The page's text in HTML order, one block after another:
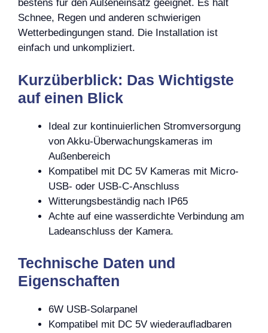
bestens für den Außeneinsatz geeignet. Es hält
Schnee, Regen und anderen schwierigen
Wetterbedingungen stand. Die Installation ist
einfach und unkompliziert.
Kurzüberblick: Das Wichtigste
auf einen Blick
Ideal zur kontinuierlichen Stromversorgung
von Akku-Überwachungskameras im
Außenbereich
Kompatibel mit DC 5V Kameras mit Micro-
USB- oder USB-C-Anschluss
Witterungsbeständig nach IP65
Achte auf eine wasserdichte Verbindung am
Ladeanschluss der Kamera.
Technische Daten und
Eigenschaften
6W USB-Solarpanel
Kompatibel mit DC 5V wiederaufladbaren